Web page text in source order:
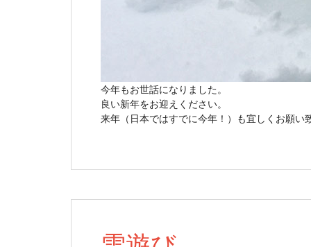
今年もお世話になりました。
良い新年をお迎えください。
来年（日本ではすでに今年！）も宜しくお願い